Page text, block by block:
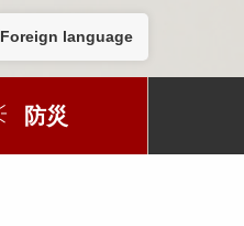
Foreign language
防災